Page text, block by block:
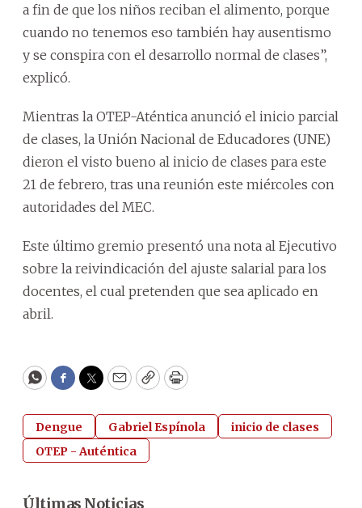
a fin de que los niños reciban el alimento, porque
cuando no tenemos eso también hay ausentismo
y se conspira con el desarrollo normal de clases”,
explicó.
Mientras la OTEP-Aténtica anunció el inicio parcial
de clases, la Unión Nacional de Educadores (UNE)
dieron el visto bueno al inicio de clases para este
21 de febrero, tras una reunión este miércoles con
autoridades del MEC.
Este último gremio presentó una nota al Ejecutivo
sobre la reivindicación del ajuste salarial para los
docentes, el cual pretenden que sea aplicado en
abril.
WhatsApp
Facebook
Twitter
EmailCopyPrint
Dengue Gabriel Espínola
inicio de clases
OTEP - Auténtica
Últimas Noticias